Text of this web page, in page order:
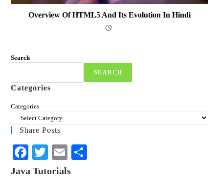
Overview Of HTML5 And Its Evolution In Hindi
Search
SEARCH
Categories
Categories
Share Posts
Fa
ce
T
wi
E
m
Java Tutorials